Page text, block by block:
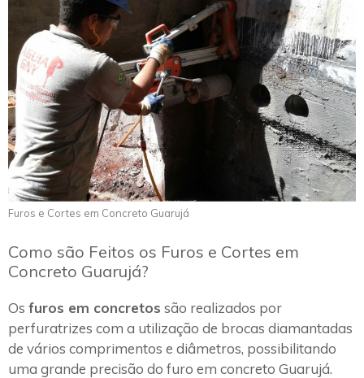
Furos e Cortes em Concreto Guarujá
Como são Feitos os Furos e Cortes em
Concreto Guarujá?
Os furos em concretos são realizados por
perfuratrizes com a utilização de brocas diamantadas
de vários comprimentos e diâmetros, possibilitando
uma grande precisão do furo em concreto Guarujá.